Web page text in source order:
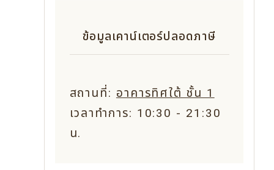
ข้อมูลเคาน์เตอร์ปลอดภาษี
สถานที่: อาคารทิศใต้ ชั้น 1
เวลาทำการ: 10:30 - 21:30
น.